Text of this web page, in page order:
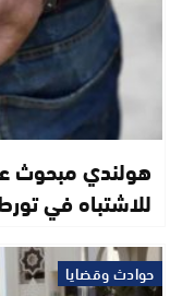
هولندي مبحوث
للاشتباه في
حوادث وقضايا